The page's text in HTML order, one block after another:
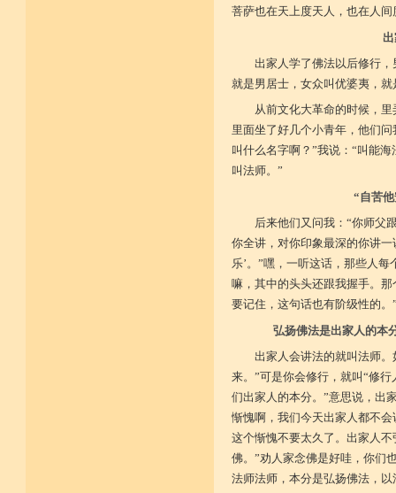
菩萨也在天上度天人，也在人间
出家人学了佛法以后修行
就是男居士，女众叫优婆夷，就
从前文化大革命的时候，
里面坐了好几个小青年，他们
叫什么名字啊？”我说：“叫能
叫法师。”
“自苦
后来他们又问我：“你师父
你全讲，对你印象最深的你讲
乐’。”嘿，一听这话，那些人
嘛，其中的头头还跟我握手。
要记住，这句话也有阶级性的。
弘扬佛法是出家人的本
出家人会讲法的就叫法师
来。”可是你会修行，就叫“修
们出家人的本分。”意思说，出
惭愧啊，我们今天出家人都不
这个惭愧不要太久了。出家人
佛。”劝人家念佛是好哇，你们
法师法师，本分是弘扬佛法，